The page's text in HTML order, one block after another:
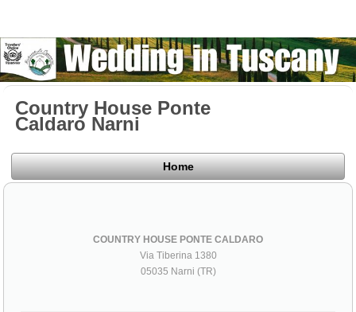
Country House Ponte
Caldaro Narni
Home
COUNTRY HOUSE PONTE CALDARO
Via Tiberina 1380
05035 Narni (TR)